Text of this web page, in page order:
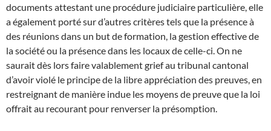
documents attestant une procédure judiciaire particulière, elle
a également porté sur d’autres critères tels que la présence à
des réunions dans un but de formation, la gestion effective de
la société ou la présence dans les locaux de celle-ci. On ne
saurait dès lors faire valablement grief au tribunal cantonal
d’avoir violé le principe de la libre appréciation des preuves, en
restreignant de manière indue les moyens de preuve que la loi
offrait au recourant pour renverser la présomption.